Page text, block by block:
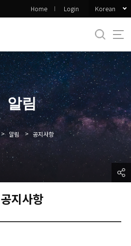
Home Login Korean
알림
> 알림 > 공지사항
공지사항